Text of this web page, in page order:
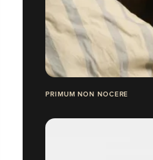
PRIMUM NON NOCERE